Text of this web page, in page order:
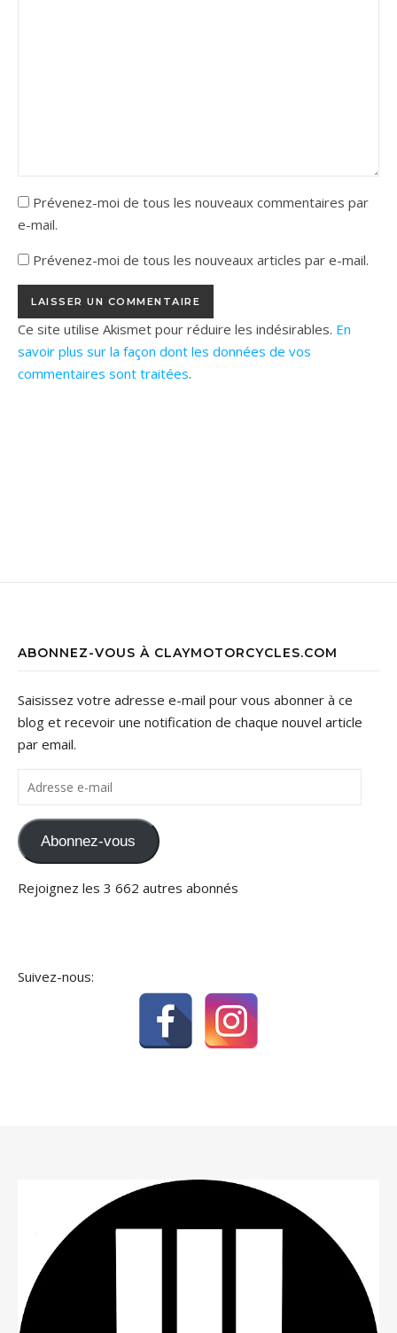
Prévenez-moi de tous les nouveaux commentaires par
e-mail.
Prévenez-moi de tous les nouveaux articles par e-mail.
Ce site utilise Akismet pour réduire les indésirables. En
savoir plus sur la façon dont les données de vos
commentaires sont traitées.
ABONNEZ-VOUS À CLAYMOTORCYCLES.COM
Saisissez votre adresse e-mail pour vous abonner à ce
blog et recevoir une notification de chaque nouvel article
par email.
Adresse e-mail
Abonnez-vous
Rejoignez les 3 662 autres abonnés
Suivez-nous: